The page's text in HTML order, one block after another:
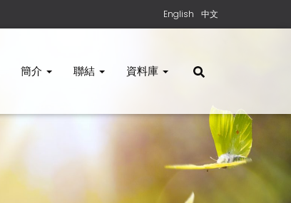
English 中文
簡介 聯結 資料庫